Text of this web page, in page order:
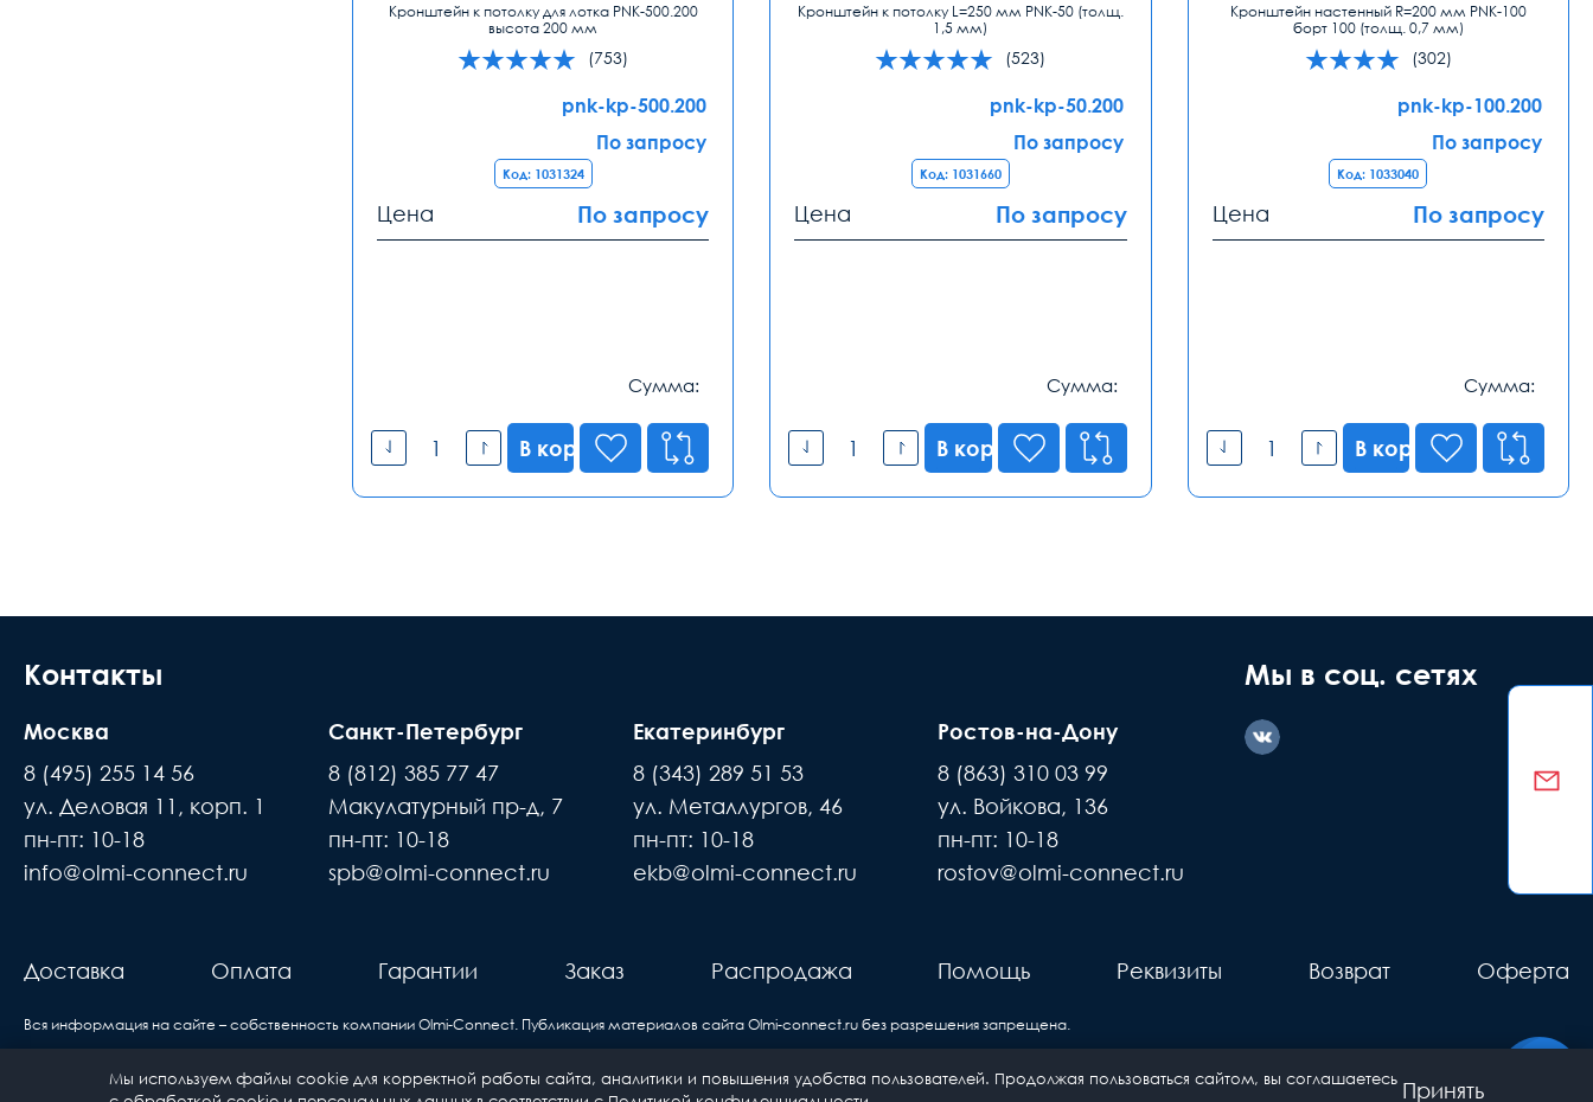
Кронштейн к потолку для лотка PNK-500.200
высота 200 мм
(753)
pnk-kp-500.200
По запросу
Код: 1031324
Цена По запросу
Сумма:
В корзину
Кронштейн к потолку L=250 мм PNK-50 (толщ.
1,5 мм)
(523)
pnk-kp-50.200
По запросу
Код: 1031660
Цена По запросу
Сумма:
В корзину
Кронштейн настенный R=200 мм PNK-100
борт 100 (толщ. 0,7 мм)
(302)
pnk-kp-100.200
По запросу
Код: 1033040
Цена По запросу
Сумма:
В корзину
Контакты
Москва
8 (495) 255 14 56
ул. Деловая 11, корп. 1
пн-пт: 10-18
info@olmi-connect.ru
Санкт-Петербург
8 (812) 385 77 47
Макулатурный пр-д, 7
пн-пт: 10-18
spb@olmi-connect.ru
Екатеринбург
8 (343) 289 51 53
ул. Металлургов, 46
пн-пт: 10-18
ekb@olmi-connect.ru
Ростов-на-Дону
8 (863) 310 03 99
ул. Войкова, 136
пн-пт: 10-18
rostov@olmi-connect.ru
Мы в соц. сетях
Доставка Оплата Гарантии Заказ Распродажа Помощь Реквизиты Возврат Оферта
Вся информация на сайте – собственность компании Olmi-Сonnect. Публикация материалов сайта Olmi-connect.ru без разрешения запрещена.
Политика конфиденциальности © 2011— 2026 «Олми Коннект»— интернет-гипермаркет сетевого оборудования. Все права защищены.
Мы используем файлы cookie для корректной работы сайта, аналитики и повышения удобства пользователей. Продолжая пользоваться сайтом, вы соглашаетесь Принять